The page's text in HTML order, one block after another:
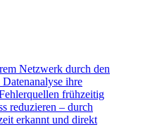
Netzwerk durch den
ihre
frühzeitig
reduzieren – durch
erkannt und direkt